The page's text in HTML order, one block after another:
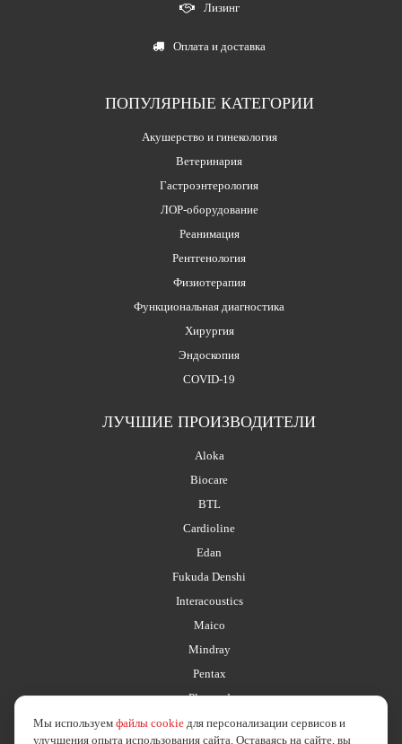
Лизинг
Оплата и доставка
ПОПУЛЯРНЫЕ КАТЕГОРИИ
Акушерство и гинекология
Ветеринария
Гастроэнтерология
ЛОР-оборудование
Реанимация
Рентгенология
Физиотерапия
Функциональная диагностика
Хирургия
Эндоскопия
COVID-19
ЛУЧШИЕ ПРОИЗВОДИТЕЛИ
Aloka
Biocare
BTL
Cardioline
Edan
Fukuda Denshi
Interacoustics
Maico
Mindray
Pentax
Planmed
Мы используем файлы cookie для персонализации сервисов и
улучшения опыта использования сайта. Оставаясь на сайте, вы